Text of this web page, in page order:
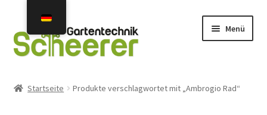
Navigation
springen
Inhalt
springen
Menü
Startseite Produkte verschlagwortet mit „Ambrogio Rad“